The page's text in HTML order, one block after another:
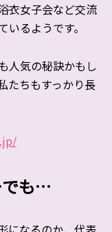
衣女子会など交流
るようです。
人気の秘訣かもし
たちもすっかり長
でも…